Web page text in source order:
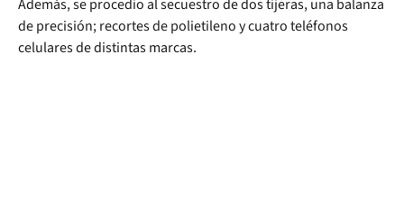
Además, se procedio al secuestro de dos tijeras, una balanza
de precisión; recortes de polietileno y cuatro teléfonos
celulares de distintas marcas.